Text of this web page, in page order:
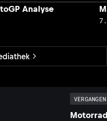
Analyse
VERGANGEN